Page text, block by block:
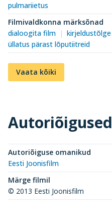
pulmariietus
Filmivaldkonna märksõnad
dialoogita film
kirjeldustõlge
üllatus pärast lõputiitreid
Vaata kõiki
Autoriõigused
Autoriõiguse omanikud
Eesti Joonisfilm
Märge filmil
© 2013 Eesti Joonisfilm